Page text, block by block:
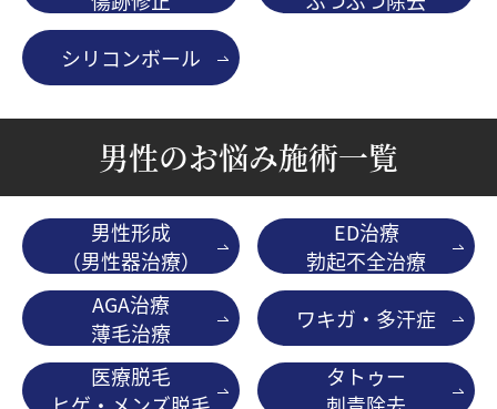
シリコンボール
男性のお悩み施術一覧
男性形成
（男性器治療）
ED治療
勃起不全治療
AGA治療
薄毛治療
ワキガ・多汗症
医療脱毛
タトゥー